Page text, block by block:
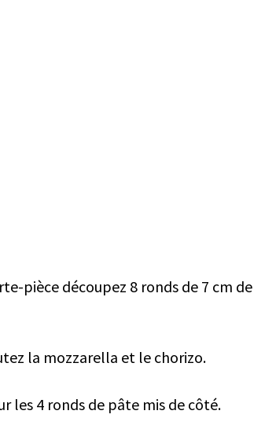
pièce découpez 8 ronds de 7 cm de
la mozzarella et le chorizo.
les 4 ronds de pâte mis de côté.